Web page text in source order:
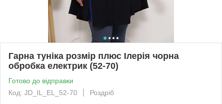
Гарна туніка розмір плюс Ілерія чорна
обробка електрик (52-70)
Готово до відправки
Код: JD_IL_EL_52-70
Роздріб